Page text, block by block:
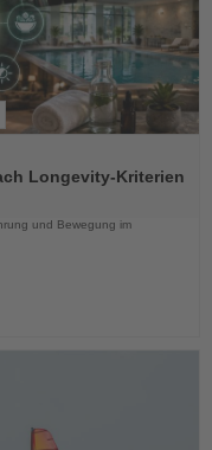
Longevity-Kriterien
und Bewegung im